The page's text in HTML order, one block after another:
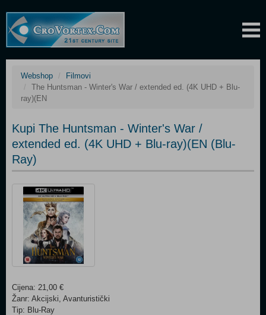
Webshop
Filmovi
The Huntsman - Winter's War / extended ed. (4K UHD + Blu-
ray)(EN
Kupi The Huntsman - Winter's War /
extended ed. (4K UHD + Blu-ray)(EN (Blu-
Ray)
Cijena: 21,00 €
Žanr: Akcijski, Avanturistički
Tip: Blu-Ray